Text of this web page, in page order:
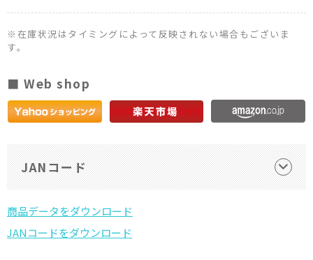
※在庫状況はタイミングによって反映されない場合もございま
す。
■ Web shop
JANコード